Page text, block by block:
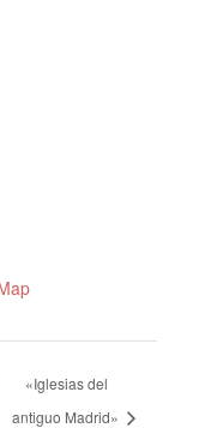
«Iglesias del
antiguo Madrid»